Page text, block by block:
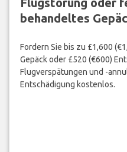
behandeltes
Fordern Sie bis zu £1,600
Gepäck oder £520 (€600)
Flugverspätungen und -
Entschädigung kostenlos.